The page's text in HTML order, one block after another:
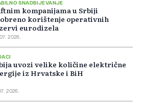
SNADBIJEVANJE
kompanijama u Srbiji
korištenje operativnih
eurodizela
2026.
uvozi velike količine električne
iz Hrvatske i BiH
2026.